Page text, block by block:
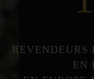
REVENDEURS
EN